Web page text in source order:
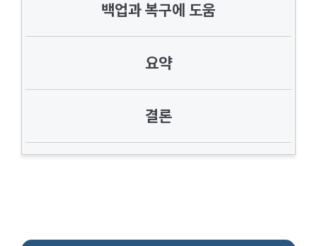
백업과 복구에 도움
요약
결론